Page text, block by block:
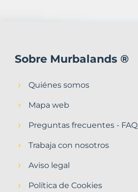
Sobre Murbalands ®
Quiénes somos
Mapa web
Preguntas frecuentes - FAQ
Trabaja con nosotros
Aviso legal
Política de Cookies